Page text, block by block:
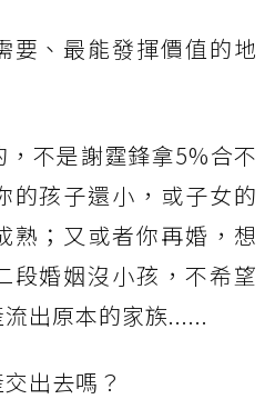
要、最能發揮價值的地
不是謝霆鋒拿5%合不
的孩子還小，或子女的
熟；又或者你再婚，想
段婚姻沒小孩，不希望
出原本的家族......
出去嗎？